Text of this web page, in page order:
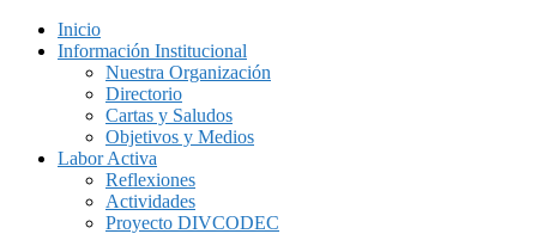
Inicio
Información Institucional
Nuestra Organización
Directorio
Cartas y Saludos
Objetivos y Medios
Labor Activa
Reflexiones
Actividades
Proyecto DIVCODEC